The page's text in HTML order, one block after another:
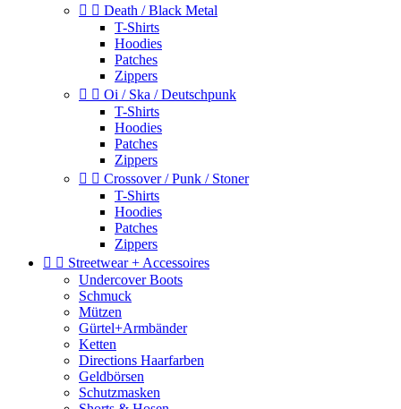
  Death / Black Metal
T-Shirts
Hoodies
Patches
Zippers
  Oi / Ska / Deutschpunk
T-Shirts
Hoodies
Patches
Zippers
  Crossover / Punk / Stoner
T-Shirts
Hoodies
Patches
Zippers
  Streetwear + Accessoires
Undercover Boots
Schmuck
Mützen
Gürtel+Armbänder
Ketten
Directions Haarfarben
Geldbörsen
Schutzmasken